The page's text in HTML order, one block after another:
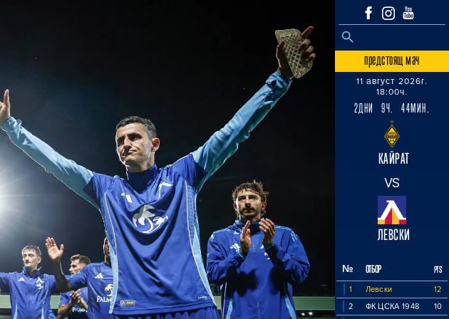
Search
SEARCH BUTTON
предстоящ мач
11 август 2026г.
18:00ч.
2ДНИ 9Ч. 44МИН.
КАЙРАТ
VS
ЛЕВСКИ
№ ОТБОР PTS
1 Левски
12
2
ФК ЦСКА 1948
10